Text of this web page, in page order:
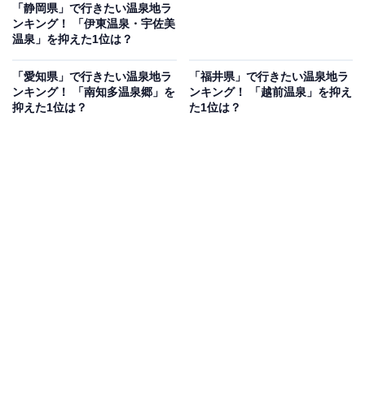
「静岡県」で行きたい温泉地ラ
ンキング！ 「伊東温泉・宇佐美
温泉」を抑えた1位は？
「愛知県」で行きたい温泉地ラ
ンキング！ 「南知多温泉郷」を
抑えた1位は？
「福井県」で行きたい温泉地ラ
ンキング！ 「越前温泉」を抑え
た1位は？